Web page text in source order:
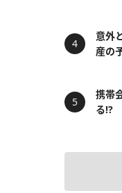
意外
産の
携帯
る!?